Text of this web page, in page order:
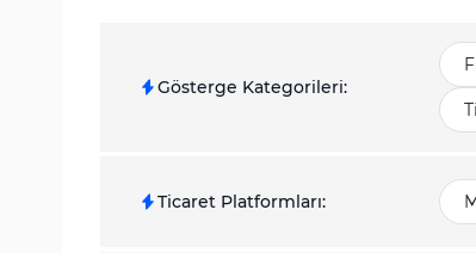
Gösterge Kategorileri:
Ticaret Platformları: